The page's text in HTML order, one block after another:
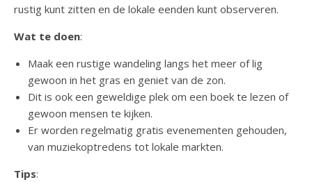
rustig kunt zitten en de lokale eenden kunt observeren.
Wat te doen:
Maak een rustige wandeling langs het meer of lig
gewoon in het gras en geniet van de zon.
Dit is ook een geweldige plek om een boek te lezen of
gewoon mensen te kijken.
Er worden regelmatig gratis evenementen gehouden,
van muziekoptredens tot lokale markten.
Tips: